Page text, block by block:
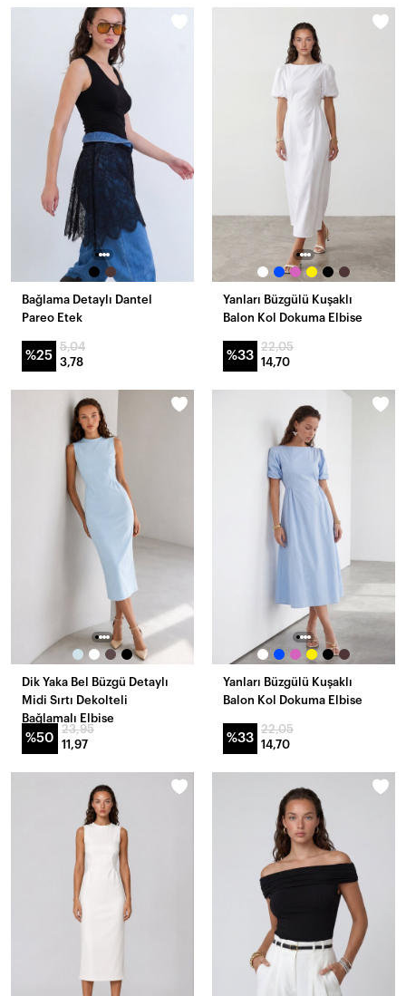
Bağlama Detaylı Dantel
Pareo Etek
%25
5,04
3,78
Yanları Büzgülü Kuşaklı
Balon Kol Dokuma Elbise
%33
22,05
14,70
Dik Yaka Bel Büzgü Detaylı
Midi Sırtı Dekolteli
Bağlamalı Elbise
%50
23,95
11,97
Yanları Büzgülü Kuşaklı
Balon Kol Dokuma Elbise
%33
22,05
14,70